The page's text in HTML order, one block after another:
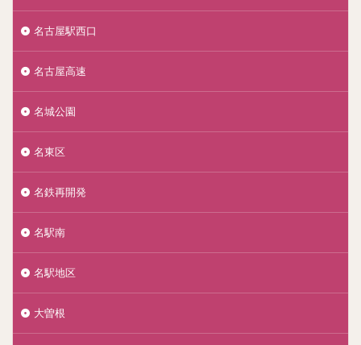
名古屋駅西口
名古屋高速
名城公園
名東区
名鉄再開発
名駅南
名駅地区
大曽根